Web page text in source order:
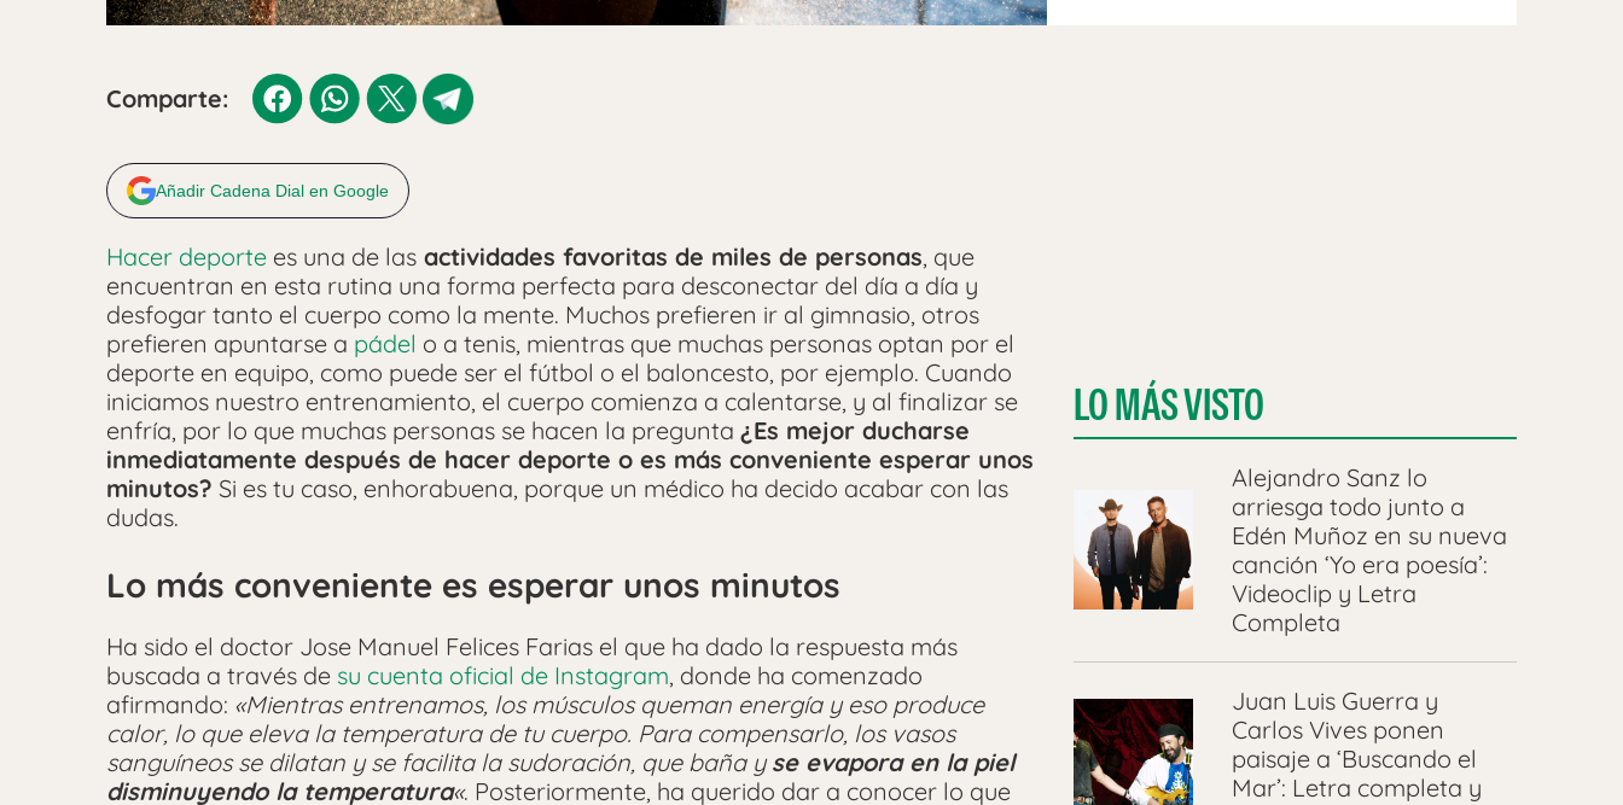
Comparte:
Añadir Cadena Dial en Google
Hacer deporte es una de las actividades favoritas de miles de personas, que
encuentran en esta rutina una forma perfecta para desconectar del día a día y
desfogar tanto el cuerpo como la mente. Muchos prefieren ir al gimnasio, otros
prefieren apuntarse a pádel o a tenis, mientras que muchas personas optan por el
deporte en equipo, como puede ser el fútbol o el baloncesto, por ejemplo. Cuando
iniciamos nuestro entrenamiento, el cuerpo comienza a calentarse, y al finalizar se
enfría, por lo que muchas personas se hacen la pregunta ¿Es mejor ducharse
inmediatamente después de hacer deporte o es más conveniente esperar unos
minutos? Si es tu caso, enhorabuena, porque un médico ha decido acabar con las
dudas.
Lo más conveniente es esperar unos minutos
Ha sido el doctor Jose Manuel Felices Farias el que ha dado la respuesta más
buscada a través de su cuenta oficial de Instagram, donde ha comenzado
afirmando: «Mientras entrenamos, los músculos queman energía y eso produce
calor, lo que eleva la temperatura de tu cuerpo. Para compensarlo, los vasos
sanguíneos se dilatan y se facilita la sudoración, que baña yse evapora en la piel
disminuyendo la temperatura«. Posteriormente, ha querido dar a conocer lo que
LO MÁS VISTO
Alejandro Sanz lo
arriesga todo junto a
Edén Muñoz en su nueva
canción ‘Yo era poesía’:
Videoclip y Letra
Completa
Juan Luis Guerra y
Carlos Vives ponen
paisaje a ‘Buscando el
Mar’: Letra completa y